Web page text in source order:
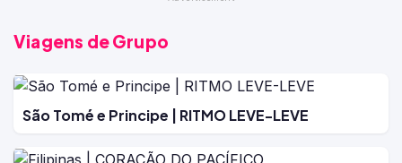
Viagens de Grupo
São Tomé e Principe | RITMO LEVE-LEVE